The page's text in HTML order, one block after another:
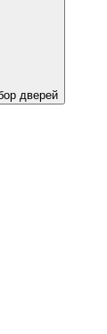
дверей